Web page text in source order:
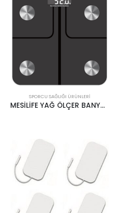
SPORCU SAĞLIĞI ÜRÜNLERI
MESİLİFE YAĞ ÖLÇER BANYO BASKÜLÜ FG1921LB